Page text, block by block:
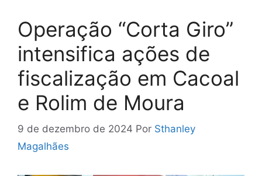
Operação “Corta Giro”
intensifica ações de
fiscalização em Cacoal
e Rolim de Moura
9 de dezembro de 2024 Por Sthanley
Magalhães